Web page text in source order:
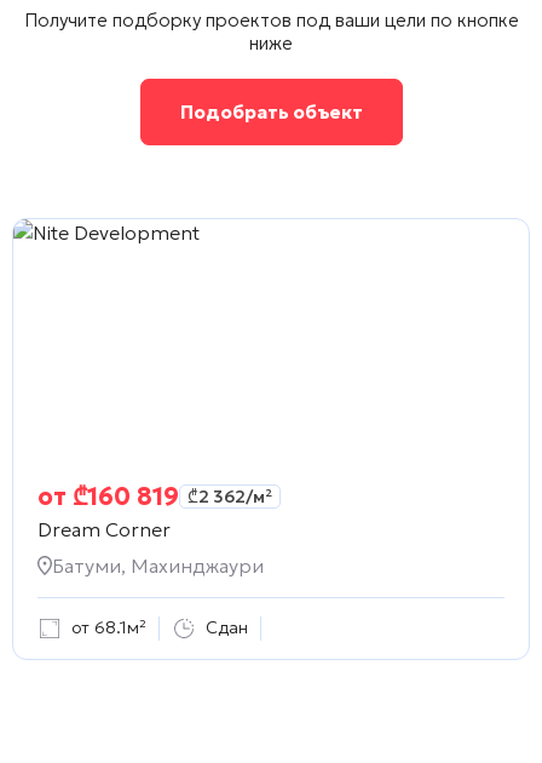
Получите подборку проектов под ваши цели по кнопке
ниже
Подобрать объект
от ₾160 819 ₾2 362/м²
Dream Corner
Батуми, Махинджаури
от 68.1м² Сдан